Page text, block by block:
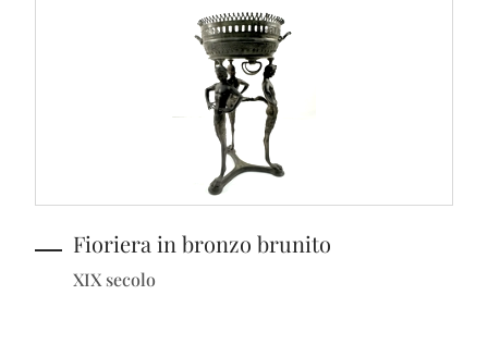
Fioriera in bronzo brunito
XIX secolo